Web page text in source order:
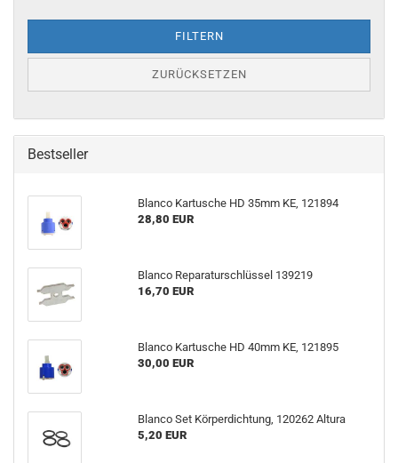
FILTERN
ZURÜCKSETZEN
Bestseller
Blanco Kartusche HD 35mm KE, 121894
28,80 EUR
Blanco Reparaturschlüssel 139219
16,70 EUR
Blanco Kartusche HD 40mm KE, 121895
30,00 EUR
Blanco Set Körperdichtung, 120262 Altura
5,20 EUR